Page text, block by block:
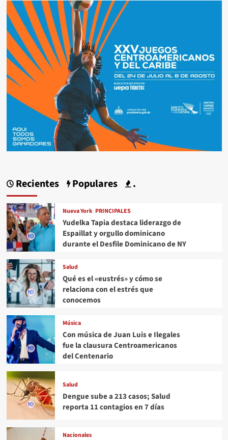
Recientes Populares .
Nueva York PRINCIPALES
Yudelka Tapia destaca liderazgo de
Espaillat y orgullo dominicano
durante el Desfile Dominicano de NY
Salud
Qué es el «eustrés» y cómo se
relaciona con el estrés que
conocemos
Música
Con música de Juan Luis e Ilegales
fue la clausura Centroamericanos
del Centenario
Salud
Dengue sube a 213 casos; Salud
reporta 11 contagios en 7 días
Nacionales